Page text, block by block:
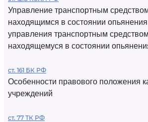
Управление транспортным
находящимся в состоянии
управления транспортным
находящемуся в состоянии
ст. 161 БК РФ
Особенности правового положения
учреждений
ст. 77 ТК РФ